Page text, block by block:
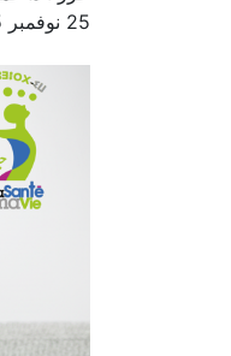
25 نوفمبر 2025